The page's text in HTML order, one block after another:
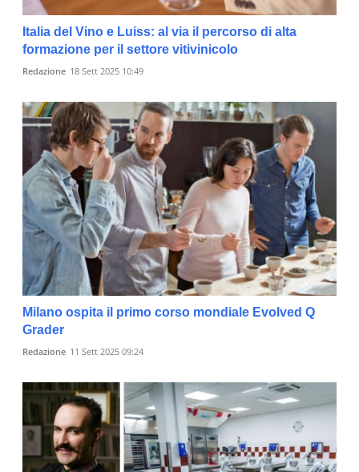
Italia del Vino e Luiss: al via il percorso di alta
formazione per il settore vitivinicolo
Redazione 18 Sett 2025 10:49
Milano ospita il primo corso mondiale Evolved Q
Grader
Redazione 11 Sett 2025 09:24